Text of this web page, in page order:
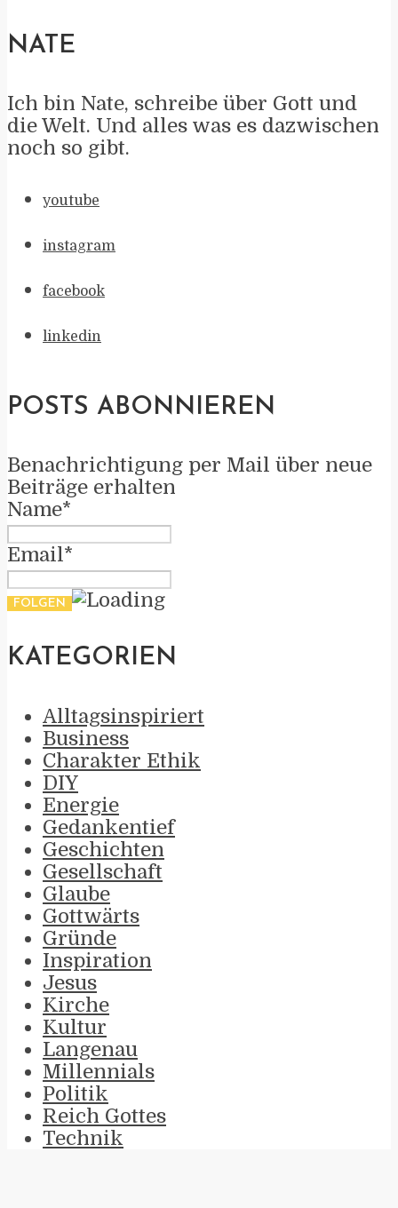
NATE
Ich bin Nate, schreibe über Gott und
die Welt. Und alles was es dazwischen
noch so gibt.
youtube
instagram
facebook
linkedin
POSTS ABONNIEREN
Benachrichtigung per Mail über neue
Beiträge erhalten
Name*
Email*
KATEGORIEN
Alltagsinspiriert
Business
Charakter Ethik
DIY
Energie
Gedankentief
Geschichten
Gesellschaft
Glaube
Gottwärts
Gründe
Inspiration
Jesus
Kirche
Kultur
Langenau
Millennials
Politik
Reich Gottes
Technik